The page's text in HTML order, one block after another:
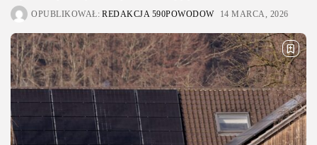
OPUBLIKOWAŁ: REDAKCJA 590POWODOW 14 MARCA, 2026